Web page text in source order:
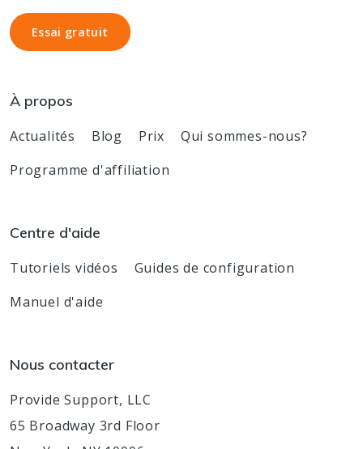
Essai gratuit
Essai gratuit
À propos
Actualités Blog Prix
Qui sommes-nous?
Programme d'affiliation
Centre d'aide
Tutoriels vidéos
Guides de configuration
Manuel d'aide
Nous contacter
Provide Support, LLC
65 Broadway 3rd Floor